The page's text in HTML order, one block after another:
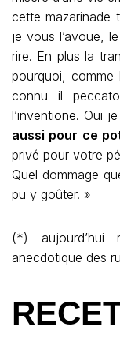
cette mazarinade
je vous l’avoue,
rire. En plus la
pourquoi, comme
connu il
l’inventione. Oui
aussi pour ce
privé pour votre
Quel dommage
pu y goûter. »
(*)
anecdotique des